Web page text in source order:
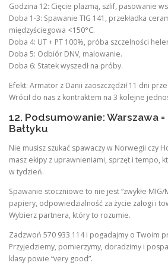
Godzina 12: Cięcie plazmą, szlif, pasowanie
Doba 1-3: Spawanie TIG 141, przekładka
międzyściegowa <150°C.
Doba 4: UT + PT 100%, próba szczelności
Doba 5: Odbiór DNV, malowanie.
Doba 6: Statek wyszedł na próby.
Efekt: Armator z Danii zaoszczędził 11 dni
Wrócił do nas z kontraktem na 3 kolejne
12. Podsumowanie: Warszawa
Bałtyku
Nie musisz szukać spawaczy w Norwegii czy
masz ekipy z uprawnieniami, sprzęt i tempo,
w tydzień.
Spawanie stoczniowe to nie jest “zwykłe MIG/
papiery, odpowiedzialność za życie załogi i
Wybierz partnera, który to rozumie.
Zadzwoń 570 933 114 i pogadajmy o Twoim
Przyjedziemy, pomierzymy, doradzimy i
klasy powie “very good”.